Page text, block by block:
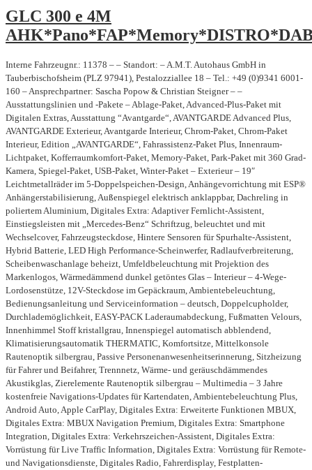
GLC 300 e 4M
Interne Fahrzeugnr.: 11378 – – Standort: – A.M.T. Autohaus GmbH in
Tauberbischofsheim (PLZ 97941), Pestalozziallee 18 – Tel.: +49 (0)9341 6001-
160 – Ansprechpartner: Sascha Popow & Christian Steigner – –
Ausstattungslinien und -Pakete – Ablage-Paket, Advanced-Plus-Paket mit
Digitalen Extras, Ausstattung “Avantgarde“, AVANTGARDE Advanced Plus,
AVANTGARDE Exterieur, Avantgarde Interieur, Chrom-Paket, Chrom-Paket
Interieur, Edition „AVANTGARDE“, Fahrassistenz-Paket Plus, Innenraum-
Lichtpaket, Kofferraumkomfort-Paket, Memory-Paket, Park-Paket mit 360 Grad-
Kamera, Spiegel-Paket, USB-Paket, Winter-Paket – Exterieur – 19″
Leichtmetallräder im 5-Doppelspeichen-Design, Anhängevorrichtung mit ESP®
Anhängerstabilisierung, Außenspiegel elektrisch anklappbar, Dachreling in
poliertem Aluminium, Digitales Extra: Adaptiver Fernlicht-Assistent,
Einstiegsleisten mit „Mercedes-Benz“ Schriftzug, beleuchtet und mit
Wechselcover, Fahrzeugsteckdose, Hintere Sensoren für Spurhalte-Assistent,
Hybrid Batterie, LED High Performance-Scheinwerfer, Radlaufverbreiterung,
Scheibenwaschanlage beheizt, Umfeldbeleuchtung mit Projektion des
Markenlogos, Wärmedämmend dunkel getöntes Glas – Interieur – 4-Wege-
Lordosenstütze, 12V-Steckdose im Gepäckraum, Ambientebeleuchtung,
Bedienungsanleitung und Serviceinformation – deutsch, Doppelcupholder,
Durchlademöglichkeit, EASY-PACK Laderaumabdeckung, Fußmatten Velours,
Innenhimmel Stoff kristallgrau, Innenspiegel automatisch abblendend,
Klimatisierungsautomatik THERMATIC, Komfortsitze, Mittelkonsole
Rautenoptik silbergrau, Passive Personenanwesenheitserinnerung, Sitzheizung
für Fahrer und Beifahrer, Trennnetz, Wärme- und geräuschdämmendes
Akustikglas, Zierelemente Rautenoptik silbergrau – Multimedia – 3 Jahre
kostenfreie Navigations-Updates für Kartendaten, Ambientebeleuchtung Plus,
Android Auto, Apple CarPlay, Digitales Extra: Erweiterte Funktionen MBUX,
Digitales Extra: MBUX Navigation Premium, Digitales Extra: Smartphone
Integration, Digitales Extra: Verkehrszeichen-Assistent, Digitales Extra:
Vorrüstung für Live Traffic Information, Digitales Extra: Vorrüstung für Remote-
und Navigationsdienste, Digitales Radio, Fahrerdisplay, Festplatten-